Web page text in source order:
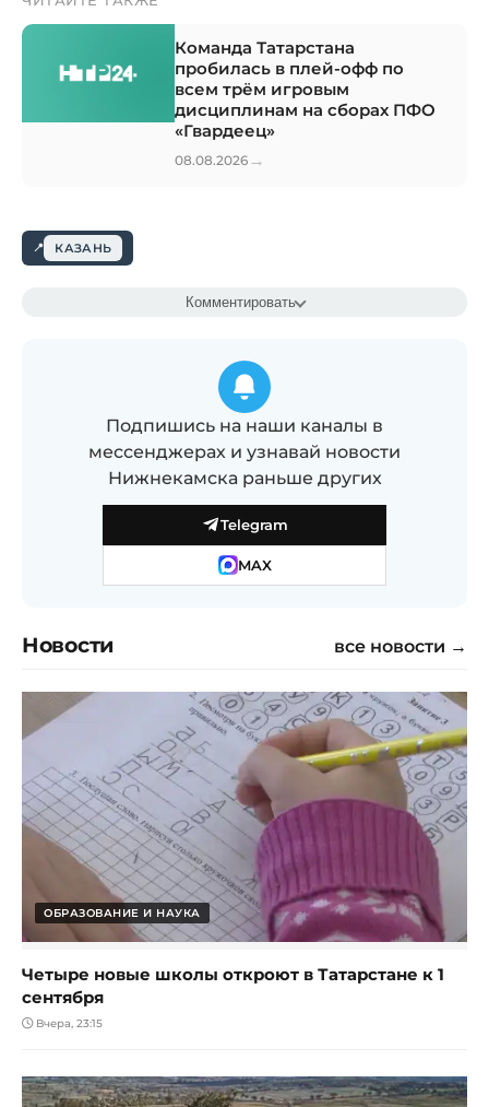
Команда Татарстана
пробилась в плей-офф по
всем трём игровым
дисциплинам на сборах ПФО
«Гвардеец»
08.08.2026 →
КАЗАНЬ
Комментировать
Подпишись на наши каналы в
мессенджерах и узнавай новости
Нижнекамска раньше других
Telegram
MAX
Новости все новости →
ОБРАЗОВАНИЕ И НАУКА
Четыре новые школы откроют в Татарстане к 1
сентября
Вчера, 23:15